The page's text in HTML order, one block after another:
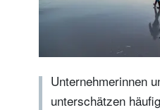
Unternehmerinnen
unterschätzen